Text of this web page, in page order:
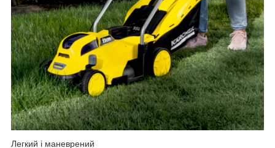
Легкий і маневрений